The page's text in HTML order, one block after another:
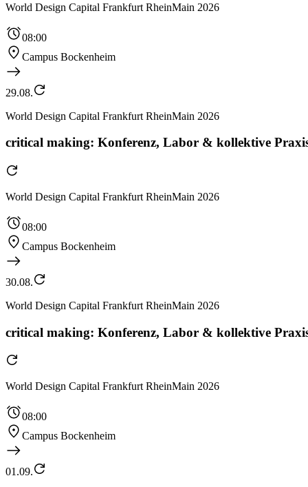
World Design Capital Frankfurt RheinMain 2026
08:00
Campus Bockenheim
29.08.
World Design Capital Frankfurt RheinMain 2026
critical making: Konferenz, Labor & kollektive
World Design Capital Frankfurt RheinMain 2026
08:00
Campus Bockenheim
30.08.
World Design Capital Frankfurt RheinMain 2026
critical making: Konferenz, Labor & kollektive
World Design Capital Frankfurt RheinMain 2026
08:00
Campus Bockenheim
01.09.